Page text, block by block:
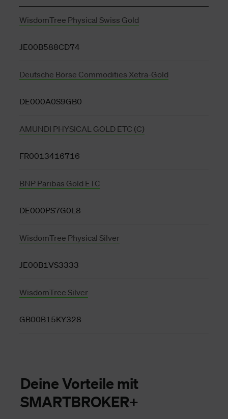
WisdomTree Physical Swiss Gold
JE00B588CD74
Deutsche Börse Commodities Xetra-Gold
DE000A0S9GB0
AMUNDI PHYSICAL GOLD ETC (C)
FR0013416716
BNP Paribas Gold ETC
DE000PS7G0L8
WisdomTree Physical Silver
JE00B1VS3333
WisdomTree Silver
GB00B15KY328
Deine Vorteile mit
SMARTBROKER+